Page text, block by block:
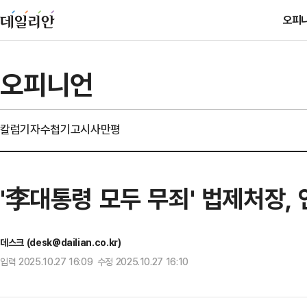
오피
오피니언
칼럼기자수첩기고시사만평
'李대통령 모두 무죄' 법제처장
데스크 (desk@dailian.co.kr)
입력 2025.10.27 16:09 수정 2025.10.27 16:10